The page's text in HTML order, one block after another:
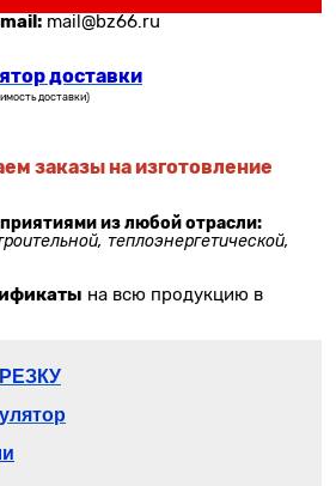
mail@bz66.ru
доставки
доставки)
заказы на изготовление
из любой отрасли:
теплоэнергетической,
на всю продукцию в